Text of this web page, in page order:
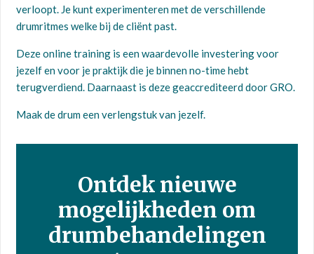
verloopt. Je kunt experimenteren met de verschillende
drumritmes welke bij de cliënt past.
Deze online training is een waardevolle investering voor
jezelf en voor je praktijk die je binnen no-time hebt
terugverdiend. Daarnaast is deze geaccrediteerd door GRO.
Maak de drum een verlengstuk van jezelf.
Ontdek nieuwe
mogelijkheden om
drumbehandelingen